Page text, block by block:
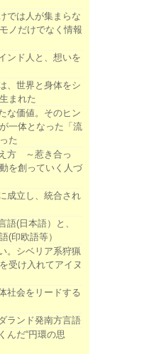
では人が集まらな
ノだけでなく情報
ンド人と、想いを
、世界と身体をシ
まれた
な価値。そのヒン
一体となった「流
た
方 ～惹き合っ
を創っていく人づ
成立し、統合され
語(日本語）と、
(印欧語等）
。シベリア系狩猟
受け入れてアイヌ
社会をリードする
ランド発南方言語
んだ“円環の思